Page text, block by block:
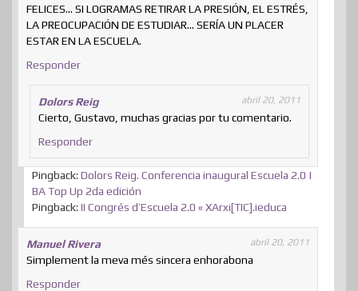
FELICES… SI LOGRAMAS RETIRAR LA PRESIÓN, EL ESTRÉS,
LA PREOCUPACIÓN DE ESTUDIAR… SERÍA UN PLACER
ESTAR EN LA ESCUELA.
Responder
Dolors Reig abril 20, 2011
Cierto, Gustavo, muchas gracias por tu comentario.
Responder
Pingback: Dolors Reig. Conferencia inaugural Escuela 2.0 |
BA Top Up 2da edición
Pingback: II Congrés d’Escuela 2.0 « XArxi[TIC].ieduca
Manuel Rivera abril 20, 2011
Simplement la meva més sincera enhorabona
Responder